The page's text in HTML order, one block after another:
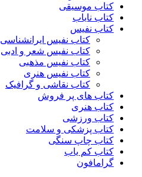
کتاب موسیقی
کتاب نایاب
کتاب نفیس
کتاب نفیس ایرانشناسی
کتاب نفیس شعر و ادبی
کتاب نفیس مذهبی
کتاب نفیس هنری
کتاب نقاشی و گرافیک
کتاب های پر فروش
کتاب هنری
کتاب ورزشی
کتاب پزشکی و سلامت
کتاب چاپ سنگی
کتاب کم یاب
گرامافون